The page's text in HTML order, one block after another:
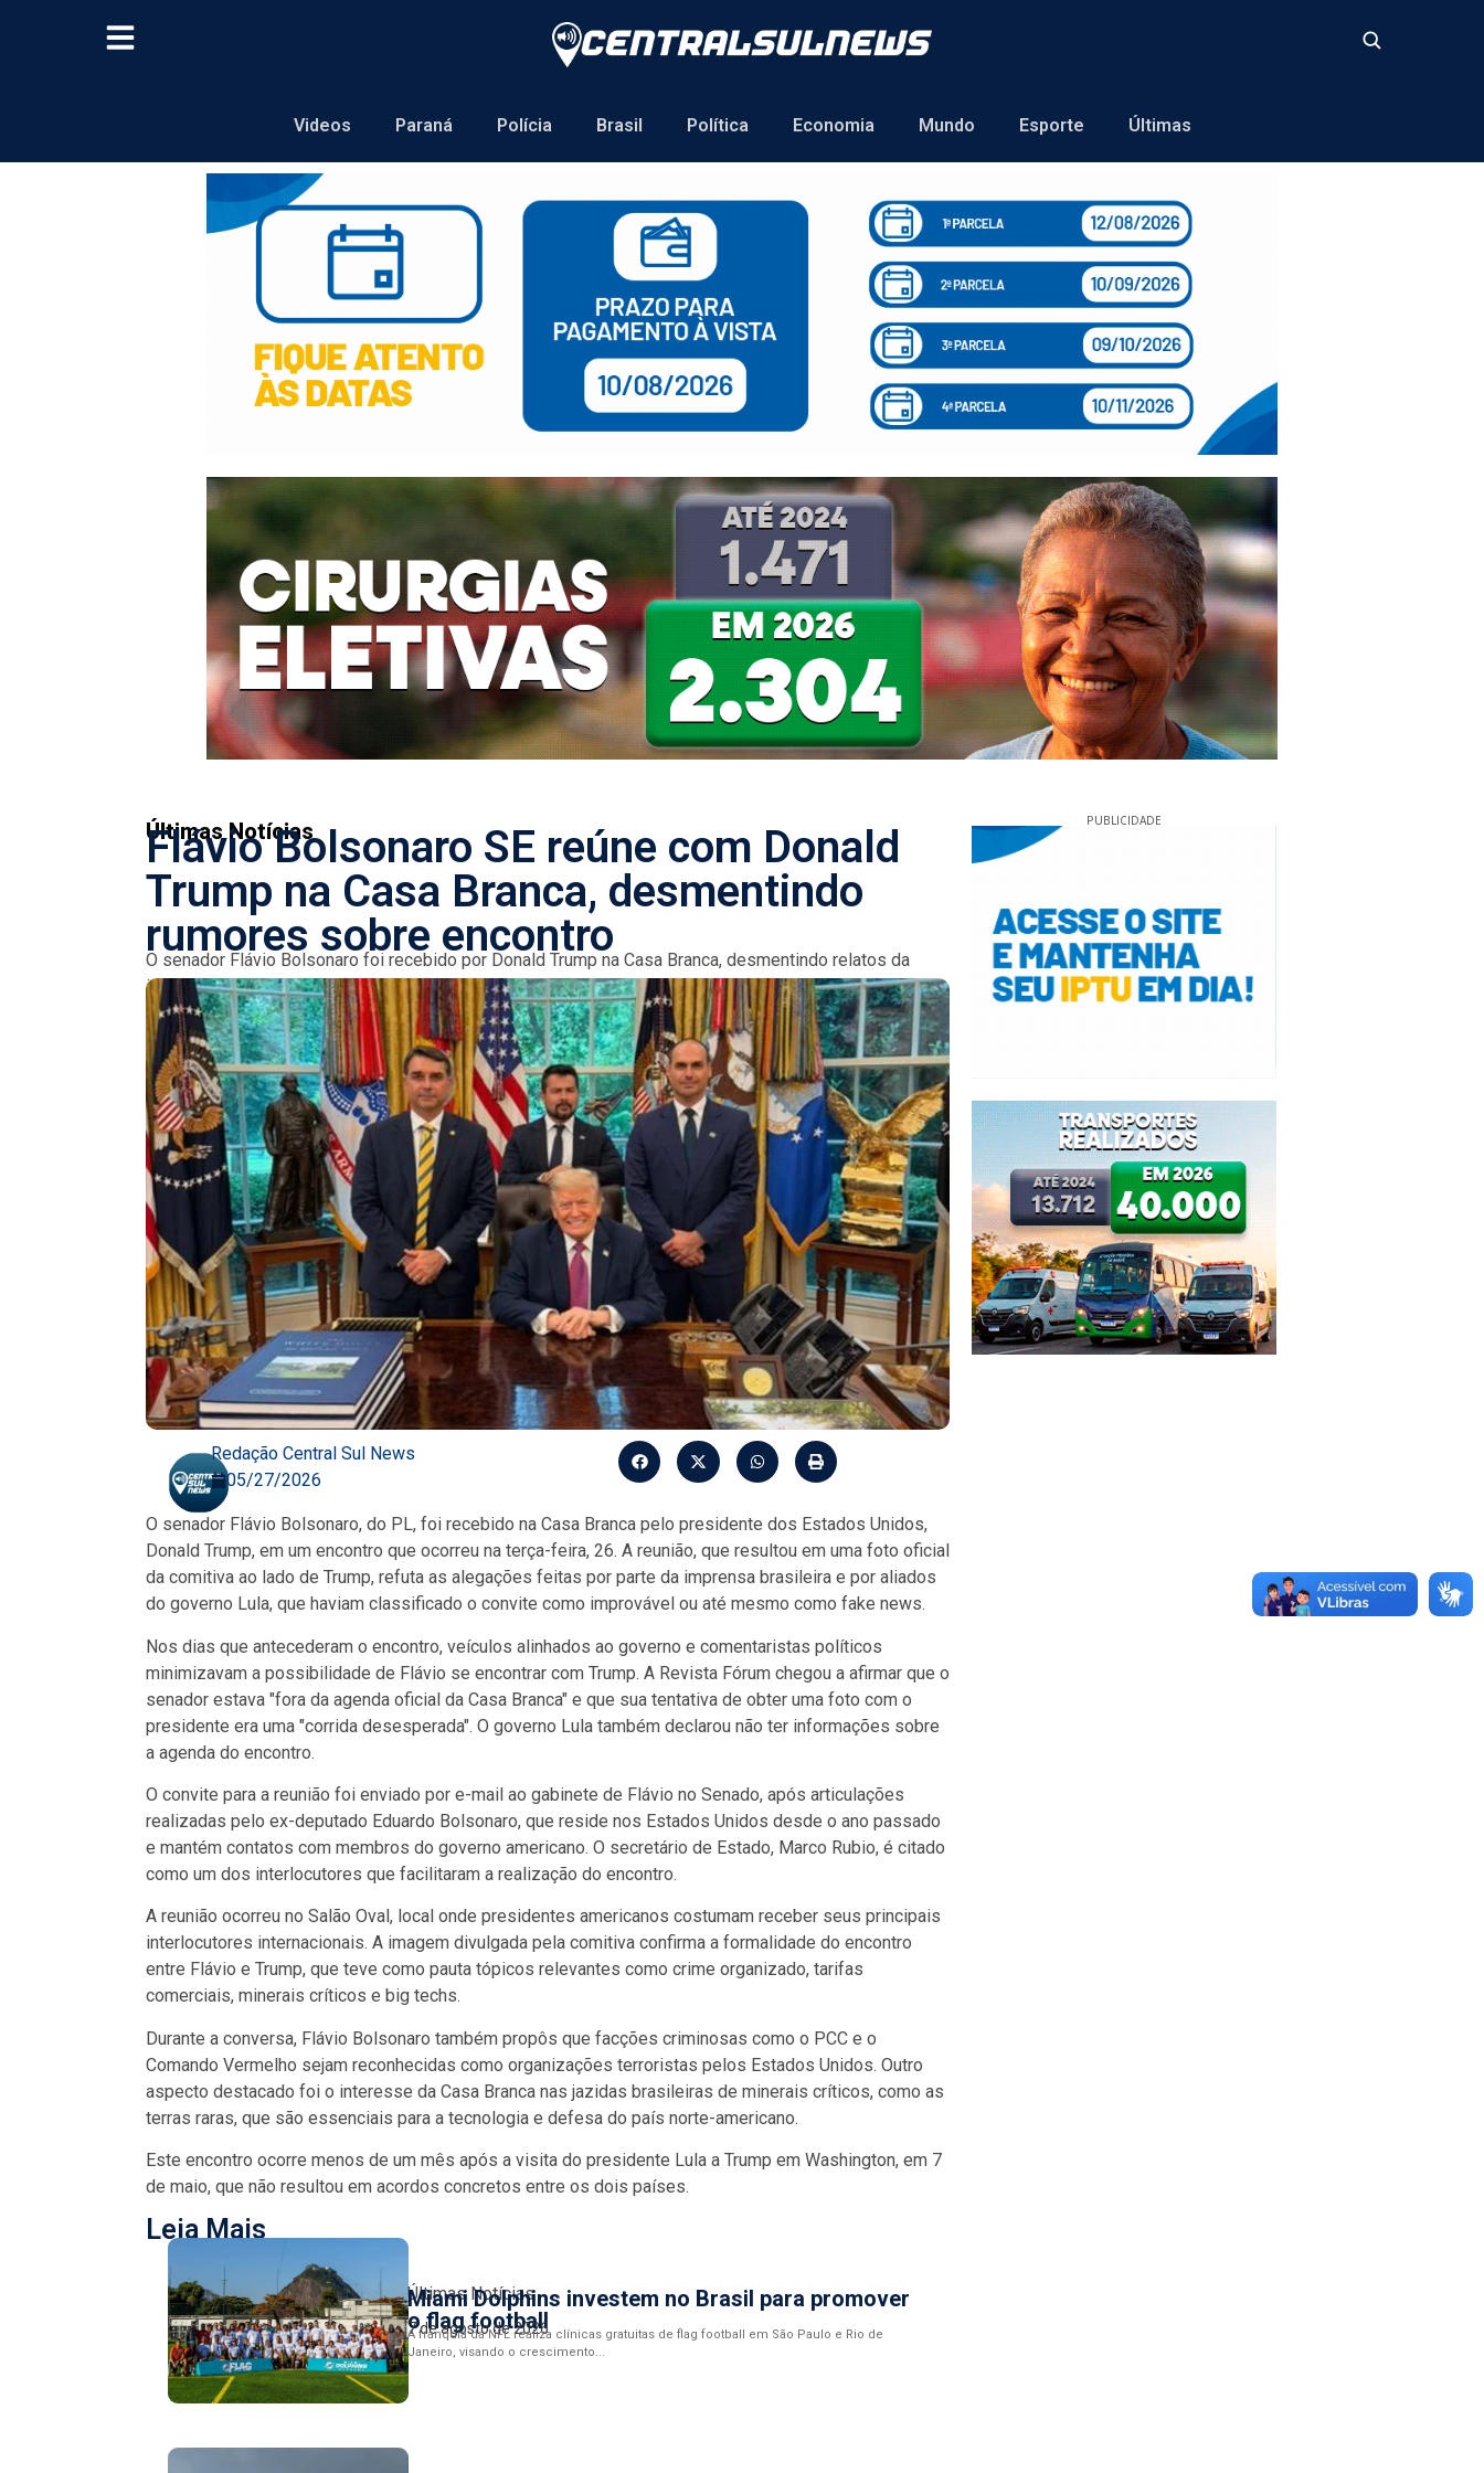
Videos Paraná Polícia Brasil Política Economia Mundo Esporte Últimas
Últimas Notícias
Flávio Bolsonaro SE reúne com Donald
Trump na Casa Branca, desmentindo
rumores sobre encontro
O senador Flávio Bolsonaro foi recebido por Donald Trump na Casa Branca, desmentindo relatos da
imprensa que consideravam o convite como fake news. O encontro...
Redação Central Sul News
05/27/2026
O senador Flávio Bolsonaro, do PL, foi recebido na Casa Branca pelo presidente dos Estados Unidos,
Donald Trump, em um encontro que ocorreu na terça-feira, 26. A reunião, que resultou em uma foto oficial
da comitiva ao lado de Trump, refuta as alegações feitas por parte da imprensa brasileira e por aliados
do governo Lula, que haviam classificado o convite como improvável ou até mesmo como fake news.
Nos dias que antecederam o encontro, veículos alinhados ao governo e comentaristas políticos
minimizavam a possibilidade de Flávio se encontrar com Trump. A Revista Fórum chegou a afirmar que o
senador estava "fora da agenda oficial da Casa Branca" e que sua tentativa de obter uma foto com o
presidente era uma "corrida desesperada". O governo Lula também declarou não ter informações sobre
a agenda do encontro.
O convite para a reunião foi enviado por e-mail ao gabinete de Flávio no Senado, após articulações
realizadas pelo ex-deputado Eduardo Bolsonaro, que reside nos Estados Unidos desde o ano passado
e mantém contatos com membros do governo americano. O secretário de Estado, Marco Rubio, é citado
como um dos interlocutores que facilitaram a realização do encontro.
A reunião ocorreu no Salão Oval, local onde presidentes americanos costumam receber seus principais
interlocutores internacionais. A imagem divulgada pela comitiva confirma a formalidade do encontro
entre Flávio e Trump, que teve como pauta tópicos relevantes como crime organizado, tarifas
comerciais, minerais críticos e big techs.
Durante a conversa, Flávio Bolsonaro também propôs que facções criminosas como o PCC e o
Comando Vermelho sejam reconhecidas como organizações terroristas pelos Estados Unidos. Outro
aspecto destacado foi o interesse da Casa Branca nas jazidas brasileiras de minerais críticos, como as
terras raras, que são essenciais para a tecnologia e defesa do país norte-americano.
Este encontro ocorre menos de um mês após a visita do presidente Lula a Trump em Washington, em 7
de maio, que não resultou em acordos concretos entre os dois países.
Leia Mais
Últimas Notícias
Miami Dolphins investem no Brasil para promover
o flag football
7 de agosto de 2026
A franquia da NFL realiza clínicas gratuitas de flag football em São Paulo e Rio de
Janeiro, visando o crescimento...
PUBLICIDADE